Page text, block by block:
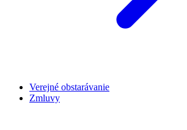
Verejné obstarávanie
Zmluvy